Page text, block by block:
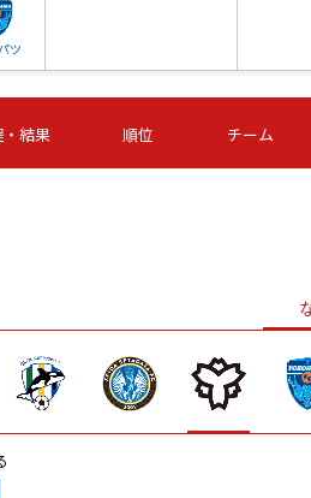
ツ
第16節 09/05 (土) 15:00
石人の星
-
第16節
・結果 順位 チーム